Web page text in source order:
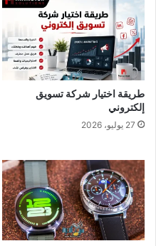
طريقة اختيار شركة تسويق
إلكتروني
27 يوليو، 2026